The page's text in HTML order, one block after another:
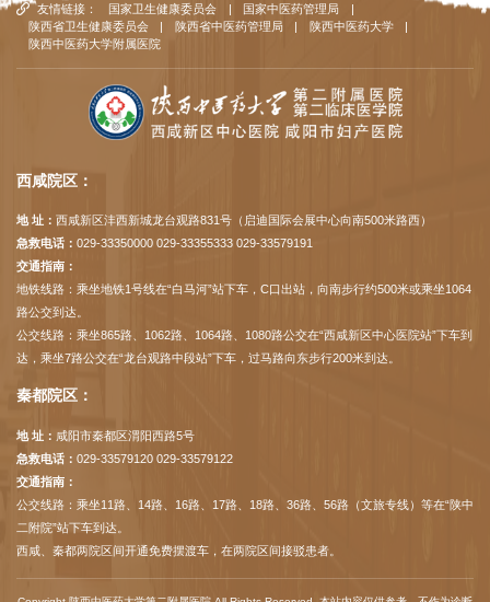
友情链接： 国家卫生健康委员会 | 国家中医药管理局
|
陕西省卫生健康委员会
| 陕西省中医药管理局 | 陕西中医药大学
|
陕西中医药大学附属医院
西咸院区：
地 址： 西咸新区沣西新城龙台观路831号（启迪国际会展中心向南500米路西）
急救电话： 029-33350000 029-33355333 029-33579191
交通指南：
地铁线路：乘坐地铁1号线在“白马河”站下车，C口出站，向南步行约500米或乘坐1064
路公交到达。
公交线路：乘坐865路、1062路、1064路、1080路公交在“西咸新区中心医院站”下车到
达，乘坐7路公交在“龙台观路中段站”下车，过马路向东步行200米到达。
秦都院区：
地 址： 咸阳市秦都区渭阳西路5号
急救电话： 029-33579120 029-33579122
交通指南：
公交线路：乘坐11路、14路、16路、17路、18路、36路、56路（文旅专线）等在“陕中
二附院”站下车到达。
西咸、秦都两院区间开通免费摆渡车，在两院区间接驳患者。